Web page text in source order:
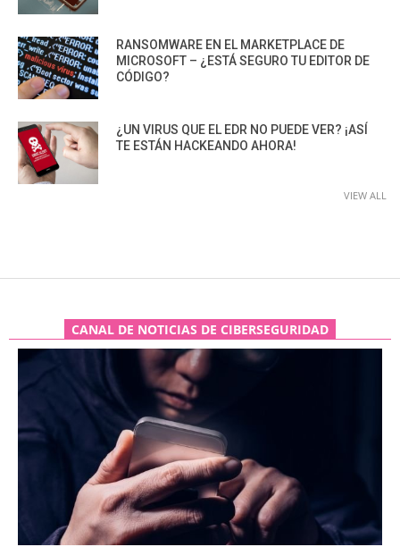
RANSOMWARE EN EL MARKETPLACE DE
MICROSOFT – ¿ESTÁ SEGURO TU EDITOR DE
CÓDIGO?
¿UN VIRUS QUE EL EDR NO PUEDE VER? ¡ASÍ
TE ESTÁN HACKEANDO AHORA!
VIEW ALL
CANAL DE NOTICIAS DE CIBERSEGURIDAD